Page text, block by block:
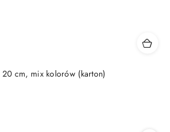
cm, mix kolorów (karton)